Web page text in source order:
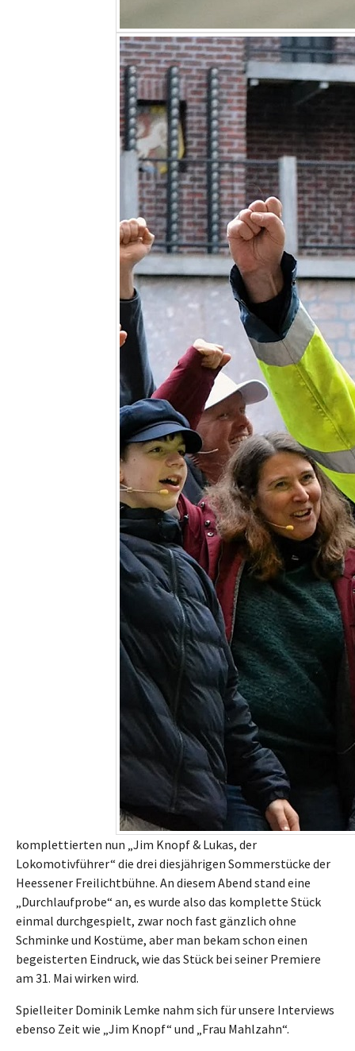
komplettierten nun „Jim Knopf & Lukas, der
Lokomotivführer“ die drei diesjährigen Sommerstücke der
Heessener Freilichtbühne. An diesem Abend stand eine
„Durchlaufprobe“ an, es wurde also das komplette Stück
einmal durchgespielt, zwar noch fast gänzlich ohne
Schminke und Kostüme, aber man bekam schon einen
begeisterten Eindruck, wie das Stück bei seiner Premiere
am 31. Mai wirken wird.
Spielleiter Dominik Lemke nahm sich für unsere Interviews
ebenso Zeit wie „Jim Knopf“ und „Frau Mahlzahn“.